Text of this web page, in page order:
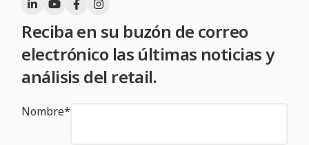
Reciba en su buzón de correo
electrónico las últimas noticias y
análisis del retail.
Nombre*